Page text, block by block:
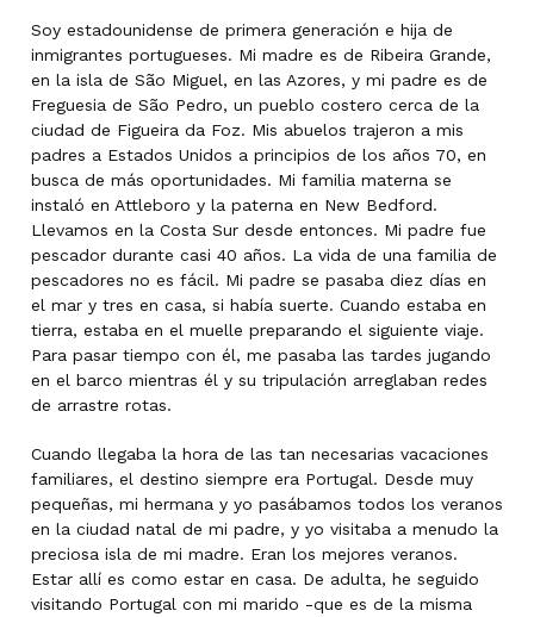
Soy estadounidense de primera generación e hija de
inmigrantes portugueses. Mi madre es de Ribeira Grande,
en la isla de São Miguel, en las Azores, y mi padre es de
Freguesia de São Pedro, un pueblo costero cerca de la
ciudad de Figueira da Foz. Mis abuelos trajeron a mis
padres a Estados Unidos a principios de los años 70, en
busca de más oportunidades. Mi familia materna se
instaló en Attleboro y la paterna en New Bedford.
Llevamos en la Costa Sur desde entonces. Mi padre fue
pescador durante casi 40 años. La vida de una familia de
pescadores no es fácil. Mi padre se pasaba diez días en
el mar y tres en casa, si había suerte. Cuando estaba en
tierra, estaba en el muelle preparando el siguiente viaje.
Para pasar tiempo con él, me pasaba las tardes jugando
en el barco mientras él y su tripulación arreglaban redes
de arrastre rotas.
Cuando llegaba la hora de las tan necesarias vacaciones
familiares, el destino siempre era Portugal. Desde muy
pequeñas, mi hermana y yo pasábamos todos los veranos
en la ciudad natal de mi padre, y yo visitaba a menudo la
preciosa isla de mi madre. Eran los mejores veranos.
Estar allí es como estar en casa. De adulta, he seguido
visitando Portugal con mi marido -que es de la misma